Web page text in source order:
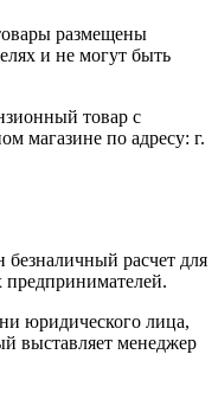
размещены
и не могут быть
товар с
магазине по адресу: г.
расчет для
юридического лица,
выставляет менеджер